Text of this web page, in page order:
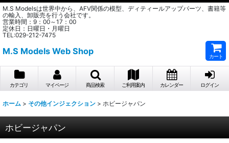
M.S Modelsは世界中から、AFV関係の模型、ディティールアップパーツ、書籍等
の輸入、卸販売を行う会社です。
営業時間：9：00～17：00
定休日：日曜日・月曜日
TEL:029-212-7475
M.S Models Web Shop
カート
カテゴリ マイページ 商品検索 ご利用案内 カレンダー ログイン
ホーム > その他インジェクション > ホビージャパン
ホビージャパン